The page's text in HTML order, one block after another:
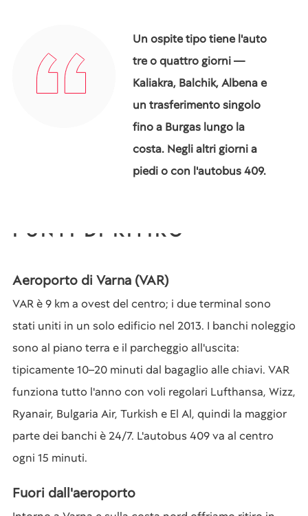
Un ospite tipo tiene l'auto
tre o quattro giorni —
Kaliakra, Balchik, Albena e
un trasferimento singolo
fino a Burgas lungo la
costa. Negli altri giorni a
piedi o con l'autobus 409.
PUNTI DI RITIRO
Aeroporto di Varna (VAR)
VAR è 9 km a ovest del centro; i due terminal sono
stati uniti in un solo edificio nel 2013. I banchi noleggio
sono al piano terra e il parcheggio all'uscita:
tipicamente 10–20 minuti dal bagaglio alle chiavi. VAR
funziona tutto l'anno con voli regolari Lufthansa, Wizz,
Ryanair, Bulgaria Air, Turkish e El Al, quindi la maggior
parte dei banchi è 24/7. L'autobus 409 va al centro
ogni 15 minuti.
Fuori dall'aeroporto